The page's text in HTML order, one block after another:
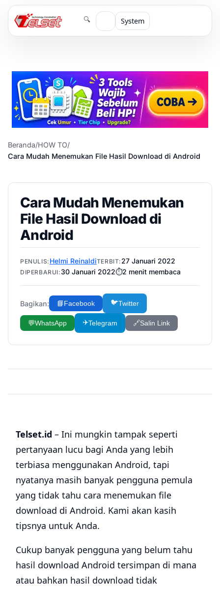
🔍 System
Beranda/HOW TO/
Cara Mudah Menemukan File Hasil Download di Android
Cara Mudah Menemukan
File Hasil Download di
Android
PENULIS: Helmi ReinaldiTERBIT: 27 Januari 2022
DIPERBARUI: 30 Januari 2022⏱️2 menit membaca
Bagikan: 📘Facebook 🐦Twitter
💬WhatsApp ✈️Telegram 🔗Salin Link
Telset.id – Ini mungkin tampak seperti
pertanyaan lucu bagi Anda yang lebih
terbiasa menggunakan Android, tapi
nyatanya masih banyak pengguna pemula
yang tidak tahu cara menemukan file
download di Android. Kami akan kasih
tipsnya untuk Anda.
Cukup banyak pengguna yang belum tahu
hasil download Android tersimpan di mana
atau bahkan hasil download tidak